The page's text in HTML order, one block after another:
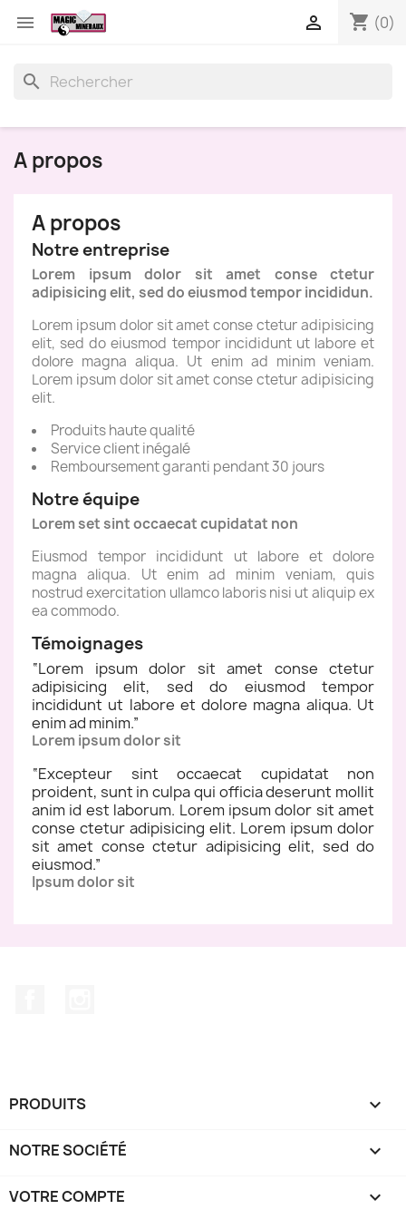
 shopping_cart (0)

search
A propos
A propos
Notre entreprise
Lorem ipsum dolor sit amet conse ctetur
adipisicing elit, sed do eiusmod tempor incididun.
Lorem ipsum dolor sit amet conse ctetur adipisicing
elit, sed do eiusmod tempor incididunt ut labore et
dolore magna aliqua. Ut enim ad minim veniam.
Lorem ipsum dolor sit amet conse ctetur adipisicing
elit.
Produits haute qualité
Service client inégalé
Remboursement garanti pendant 30 jours
Notre équipe
Lorem set sint occaecat cupidatat non
Eiusmod tempor incididunt ut labore et dolore
magna aliqua. Ut enim ad minim veniam, quis
nostrud exercitation ullamco laboris nisi ut aliquip ex
ea commodo.
Témoignages
“Lorem ipsum dolor sit amet conse ctetur
adipisicing elit, sed do eiusmod tempor
incididunt ut labore et dolore magna aliqua. Ut
enim ad minim.”
Lorem ipsum dolor sit
“Excepteur sint occaecat cupidatat non
proident, sunt in culpa qui officia deserunt mollit
anim id est laborum. Lorem ipsum dolor sit amet
conse ctetur adipisicing elit. Lorem ipsum dolor
sit amet conse ctetur adipisicing elit, sed do
eiusmod.”
Ipsum dolor sit
PRODUITS 
NOTRE SOCIÉTÉ 
VOTRE COMPTE 